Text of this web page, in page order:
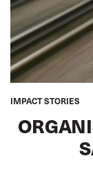
IMPACT STORIES